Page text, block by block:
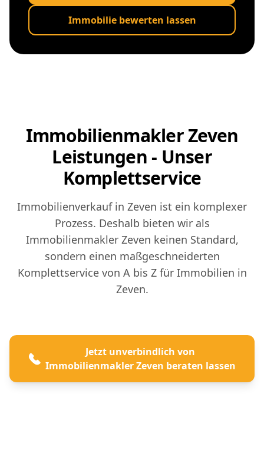
Immobilie bewerten lassen
Immobilienmakler Zeven
Leistungen - Unser
Komplettservice
Immobilienverkauf in Zeven ist ein komplexer
Prozess. Deshalb bieten wir als
Immobilienmakler Zeven keinen Standard,
sondern einen maßgeschneiderten
Komplettservice von A bis Z für Immobilien in
Zeven.
Jetzt unverbindlich von
Immobilienmakler Zeven beraten lassen